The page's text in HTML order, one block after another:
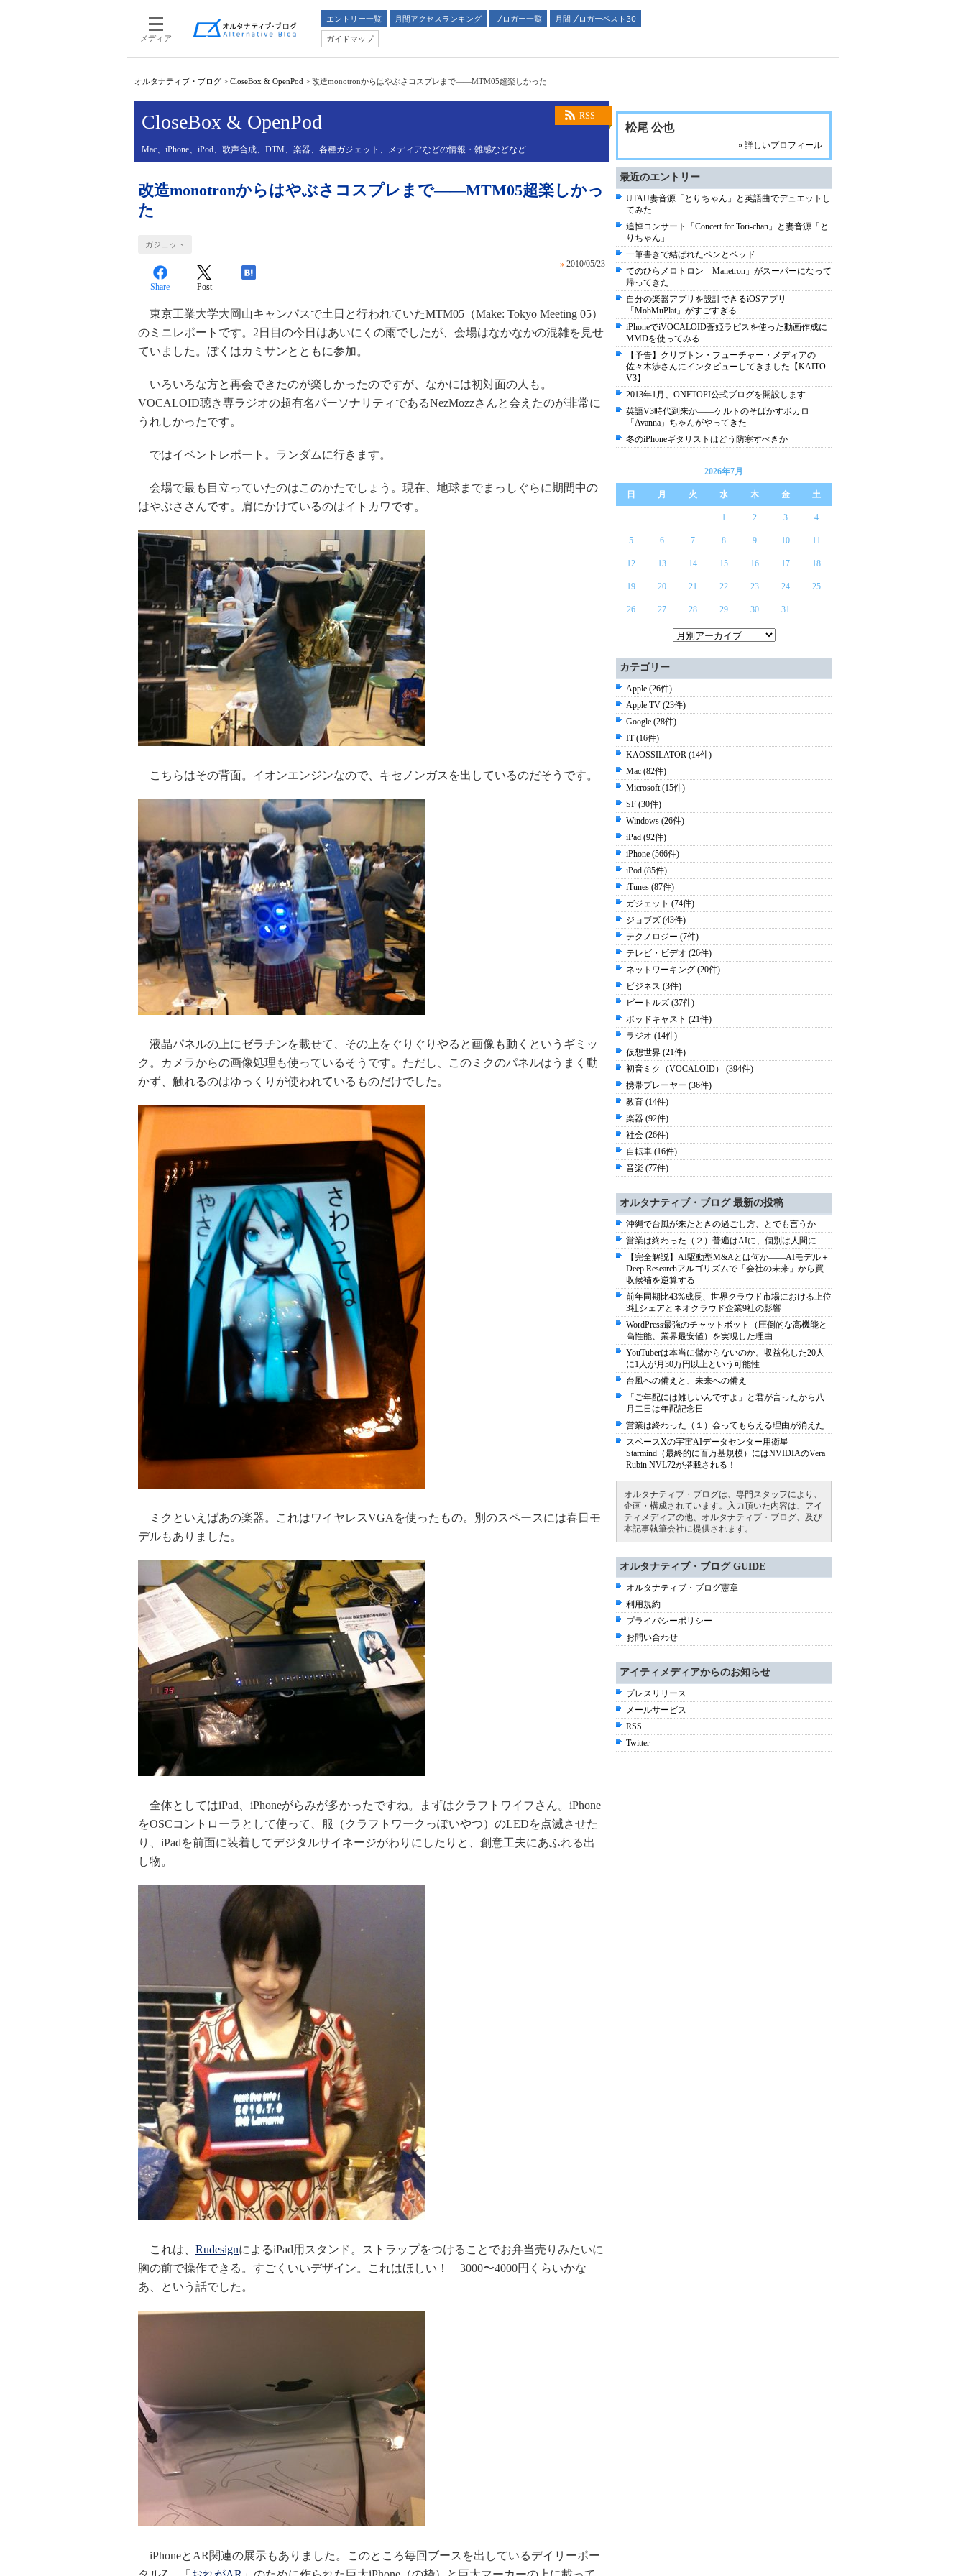
メディア
エントリー一覧 月間アクセスランキング ブロガー一覧
月間ブロガーベスト30
ガイドマップ
オルタナティブ・ブログ > CloseBox & OpenPod > 改造monotronからはやぶさコスプレまで――MTM05超楽しかった
RSS
CloseBox & OpenPod
Mac、iPhone、iPod、歌声合成、DTM、楽器、各種ガジェット、メディアなどの情報・雑感などなど
改造monotronからはやぶさコスプレまで――MTM05超楽しかっ
た
ガジェット
» 2010/05/23
Share Post -
東京工業大学大岡山キャンパスで土日と行われていたMTM05（Make: Tokyo Meeting 05）
のミニレポートです。2日目の今日はあいにくの雨でしたが、会場はなかなかの混雑を見せ
ていました。ぼくはカミサンとともに参加。
いろいろな方と再会できたのが楽しかったのですが、なかには初対面の人も。
VOCALOID聴き専ラジオの超有名パーソナリティであるNezMozzさんと会えたのが非常に
うれしかったです。
ではイベントレポート。ランダムに行きます。
会場で最も目立っていたのはこのかたでしょう。現在、地球までまっしぐらに期間中の
はやぶささんです。肩にかけているのはイトカワです。
こちらはその背面。イオンエンジンなので、キセノンガスを出しているのだそうです。
液晶パネルの上にゼラチンを載せて、その上をぐりぐりやると画像も動くというギミッ
ク。カメラからの画像処理も使っているそうです。ただし、このミクのパネルはうまく動
かず、触れるのはゆっくりが使われているものだけでした。
ミクといえばあの楽器。これはワイヤレスVGAを使ったもの。別のスペースには春日モ
デルもありました。
全体としてはiPad、iPhoneがらみが多かったですね。まずはクラフトワイフさん。iPhone
をOSCコントローラとして使って、服（クラフトワークっぽいやつ）のLEDを点滅させた
り、iPadを前面に装着してデジタルサイネージがわりにしたりと、創意工夫にあふれる出
し物。
これは、 RudesignによるiPad用スタンド。ストラップをつけることでお弁当売りみたいに
胸の前で操作できる。すごくいいデザイン。これはほしい！ 3000〜4000円くらいかな
あ、という話でした。
iPhoneとAR関連の展示もありました。このところ毎回ブースを出しているデイリーポー
松尾 公也
» 詳しいプロフィール
最近のエントリー
UTAU妻音源「とりちゃん」と英語曲でデュエットし
てみた
追悼コンサート「Concert for Tori-chan」と妻音源「と
りちゃん」
一筆書きで結ばれたペンとベッド
てのひらメロトロン「Manetron」がスーパーになって
帰ってきた
自分の楽器アプリを設計できるiOSアプリ
「MobMuPlat」がすごすぎる
iPhoneでiVOCALOID蒼姫ラピスを使った動画作成に
MMDを使ってみる
【予告】クリプトン・フューチャー・メディアの
佐々木渉さんにインタビューしてきました【KAITO
V3】
2013年1月、ONETOPI公式ブログを開設します
英語V3時代到来か――ケルトのそばかすボカロ
「Avanna」ちゃんがやってきた
冬のiPhoneギタリストはどう防寒すべきか
2026年7月
日 月 火 水 木 金 土
1 2 3 4
5 6 7 8 9 10 11
12 13 14 15 16 17 18
19 20 21 22 23 24 25
26 27 28 29 30 31
カテゴリー
Apple (26件)
Apple TV (23件)
Google (28件)
IT (16件)
KAOSSILATOR (14件)
Mac (82件)
Microsoft (15件)
SF (30件)
Windows (26件)
iPad (92件)
iPhone (566件)
iPod (85件)
iTunes (87件)
ガジェット (74件)
ジョブズ (43件)
テクノロジー (7件)
テレビ・ビデオ (26件)
ネットワーキング (20件)
ビジネス (3件)
ビートルズ (37件)
ポッドキャスト (21件)
ラジオ (14件)
仮想世界 (21件)
初音ミク（VOCALOID） (394件)
携帯プレーヤー (36件)
教育 (14件)
楽器 (92件)
社会 (26件)
自転車 (16件)
音楽 (77件)
オルタナティブ・ブログ 最新の投稿
沖縄で台風が来たときの過ごし方、とでも言うか
営業は終わった（２）普遍はAIに、個別は人間に
【完全解説】AI駆動型M&Aとは何か――AIモデル＋
Deep Researchアルゴリズムで「会社の未来」から買
収候補を逆算する
前年同期比43%成長、世界クラウド市場における上位
3社シェアとネオクラウド企業9社の影響
WordPress最強のチャットボット（圧倒的な高機能と
高性能、業界最安値）を実現した理由
YouTuberは本当に儲からないのか。収益化した20人
に1人が月30万円以上という可能性
台風への備えと、未来への備え
「ご年配には難しいんですよ」と君が言ったから八
月二日は年配記念日
営業は終わった（１）会ってもらえる理由が消えた
スペースXの宇宙AIデータセンター用衛星
Starmind（最終的に百万基規模）にはNVIDIAのVera
Rubin NVL72が搭載される！
オルタナティブ・ブログは、専門スタッフにより、
企画・構成されています。入力頂いた内容は、アイ
ティメディアの他、オルタナティブ・ブログ、及び
本記事執筆会社に提供されます。
オルタナティブ・ブログ GUIDE
オルタナティブ・ブログ憲章
利用規約
プライバシーポリシー
お問い合わせ
アイティメディアからのお知らせ
プレスリリース
メールサービス
RSS
Twitter